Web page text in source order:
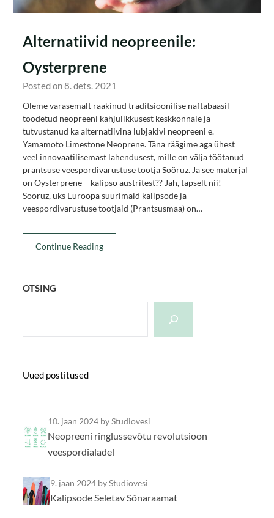
Alternatiivid neopreenile:
Oysterprene
Posted on 8. dets. 2021
Oleme varasemalt rääkinud traditsioonilise naftabaasil
toodetud neopreeni kahjulikkusest keskkonnale ja
tutvustanud ka alternatiivina lubjakivi neopreeni e.
Yamamoto Limestone Neoprene. Täna räägime aga ühest
veel innovaatilisemast lahendusest, mille on välja töötanud
prantsuse veespordivarustuse tootja Soöruz. Ja see materjal
on Oysterprene – kalipso austritest?? Jah, täpselt nii!
Soöruz, üks Euroopa suurimaid kalipsode ja
veespordivarustuse tootjaid (Prantsusmaa) on…
Continue Reading
OTSING
Uued postitused
10. jaan 2024 by Studiovesi
Neopreeni ringlussevõtu revolutsioon
veespordialadel
9. jaan 2024 by Studiovesi
Kalipsode Seletav Sõnaraamat